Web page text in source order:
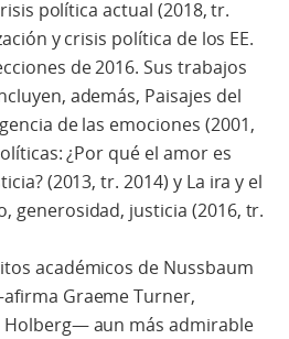
política actual (2018, tr.
y crisis política de los EE.
de 2016. Sus trabajos
además, Paisajes del
de las emociones (2001,
¿Por qué el amor es
(2013, tr. 2014) y La ira y el
generosidad, justicia (2016, tr.
académicos de Nussbaum
Graeme Turner,
Holberg— aun más admirable